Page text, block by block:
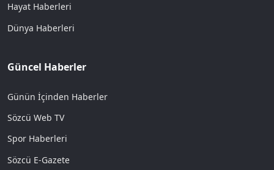
Hayat Haberleri
Dünya Haberleri
Güncel Haberler
Günün İçinden Haberler
Sözcü Web TV
Spor Haberleri
Sözcü E-Gazete